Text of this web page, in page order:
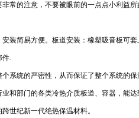
常的注意，不要被眼前的一点点小利益
装简易方便。板道安装：橡塑吸音板可
件.
系统的严密性，从而保证了整个系统的
和部门的各类冷热介质板道、容器，能
世纪新一代绝热保温材料。